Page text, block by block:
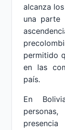
alcanza
una parte
permitido
en las
país.
En